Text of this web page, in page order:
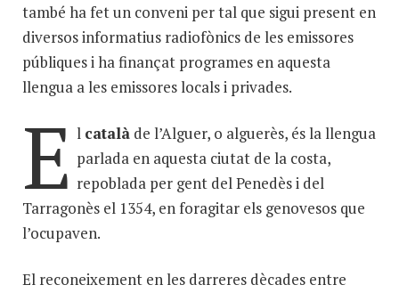
també ha fet un conveni per tal que sigui present en
diversos informatius radiofònics de les emissores
públiques i ha finançat programes en aquesta
llengua a les emissores locals i privades.
E l catalàde l’Alguer, o alguerès, és la llengua
parlada en aquesta ciutat de la costa,
repoblada per gent del Penedès i del
Tarragonès el 1354, en foragitar els genovesos que
l’ocupaven.
El reconeixement en les darreres dècades entre